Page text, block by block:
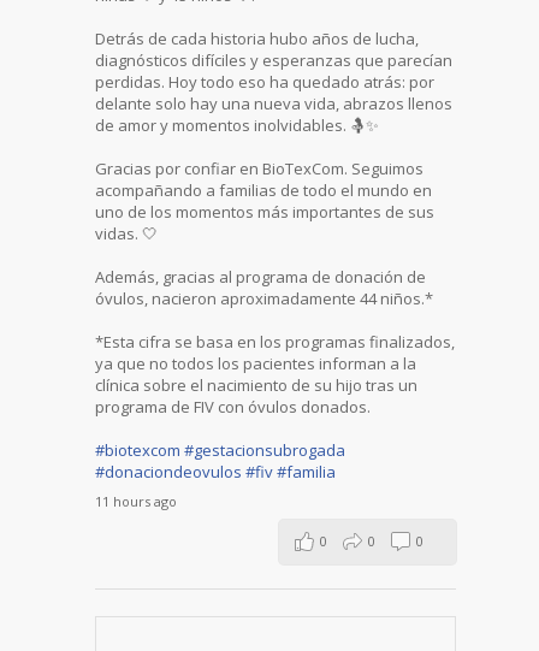
Detrás de cada historia hubo años de lucha,
diagnósticos difíciles y esperanzas que parecían
perdidas. Hoy todo eso ha quedado atrás: por
delante solo hay una nueva vida, abrazos llenos
de amor y momentos inolvidables. 🤱✨
Gracias por confiar en BioTexCom. Seguimos
acompañando a familias de todo el mundo en
uno de los momentos más importantes de sus
vidas. 🤍
Además, gracias al programa de donación de
óvulos, nacieron aproximadamente 44 niños.*
*Esta cifra se basa en los programas finalizados,
ya que no todos los pacientes informan a la
clínica sobre el nacimiento de su hijo tras un
programa de FIV con óvulos donados.
#biotexcom #gestacionsubrogada
#donaciondeovulos #fiv#familia
11 hours ago
0 0 0